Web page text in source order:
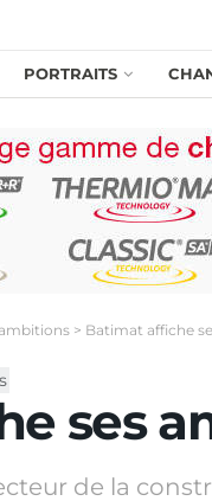
PORTRAITS
> Batimat affiche
ses
de la